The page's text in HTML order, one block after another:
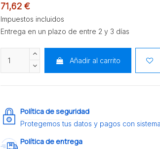
71,62 €
Impuestos incluidos
Entrega en un plazo de entre 2 y 3 días
Añadir al carrito
Política de seguridad
Protegemos tus datos y pagos con
Política de entrega